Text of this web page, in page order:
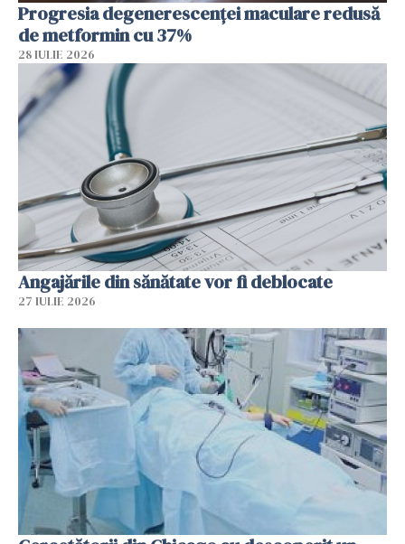
Progresia degenerescenței maculare redusă
de metformin cu 37%
28 IULIE 2026
Angajările din sănătate vor fi deblocate
27 IULIE 2026